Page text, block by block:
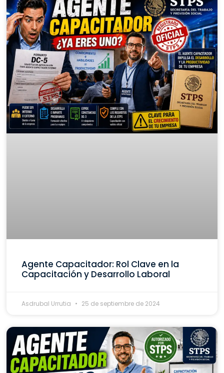
Agente Capacitador: Rol Clave en la
Capacitación y Desarrollo Laboral
Asdrubal Urrutia 25 de septiembre de 2024